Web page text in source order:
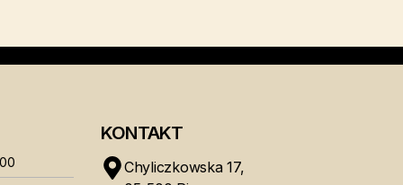
KONTAKT
Chyliczkowska 17,